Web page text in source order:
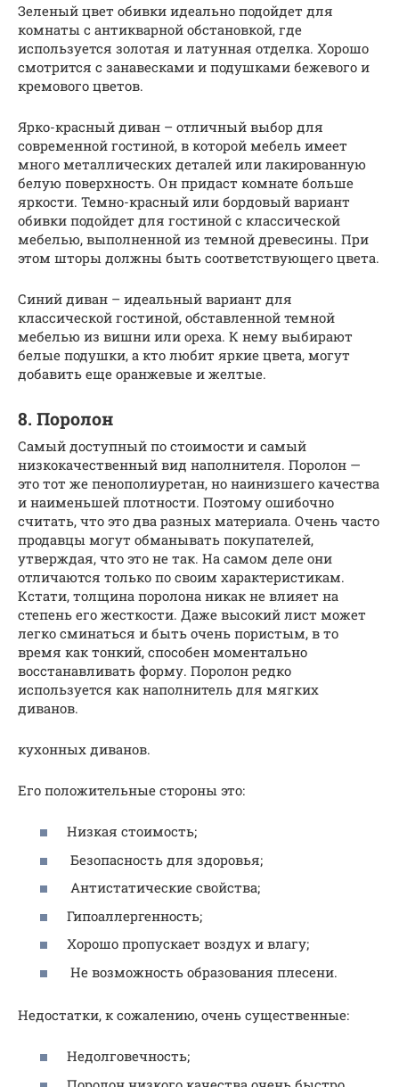
Зеленый цвет обивки идеально подойдет для
комнаты с антикварной обстановкой, где
используется золотая и латунная отделка. Хорошо
смотрится с занавесками и подушками бежевого и
кремового цветов.
Ярко-красный диван – отличный выбор для
современной гостиной, в которой мебель имеет
много металлических деталей или лакированную
белую поверхность. Он придаст комнате больше
яркости. Темно-красный или бордовый вариант
обивки подойдет для гостиной с классической
мебелью, выполненной из темной древесины. При
этом шторы должны быть соответствующего цвета.
Синий диван – идеальный вариант для
классической гостиной, обставленной темной
мебелью из вишни или ореха. К нему выбирают
белые подушки, а кто любит яркие цвета, могут
добавить еще оранжевые и желтые.
8. Поролон
Самый доступный по стоимости и самый
низкокачественный вид наполнителя. Поролон —
это тот же пенополиуретан, но наинизшего качества
и наименьшей плотности. Поэтому ошибочно
считать, что это два разных материала. Очень часто
продавцы могут обманывать покупателей,
утверждая, что это не так. На самом деле они
отличаются только по своим характеристикам.
Кстати, толщина поролона никак не влияет на
степень его жесткости. Даже высокий лист может
легко сминаться и быть очень пористым, в то
время как тонкий, способен моментально
восстанавливать форму. Поролон редко
используется как наполнитель для мягких
диванов.
кухонных диванов.
Его положительные стороны это:
Низкая стоимость;
Безопасность для здоровья;
Антистатические свойства;
Гипоаллергенность;
Хорошо пропускает воздух и влагу;
Не возможность образования плесени.
Недостатки, к сожалению, очень существенные:
Недолговечность;